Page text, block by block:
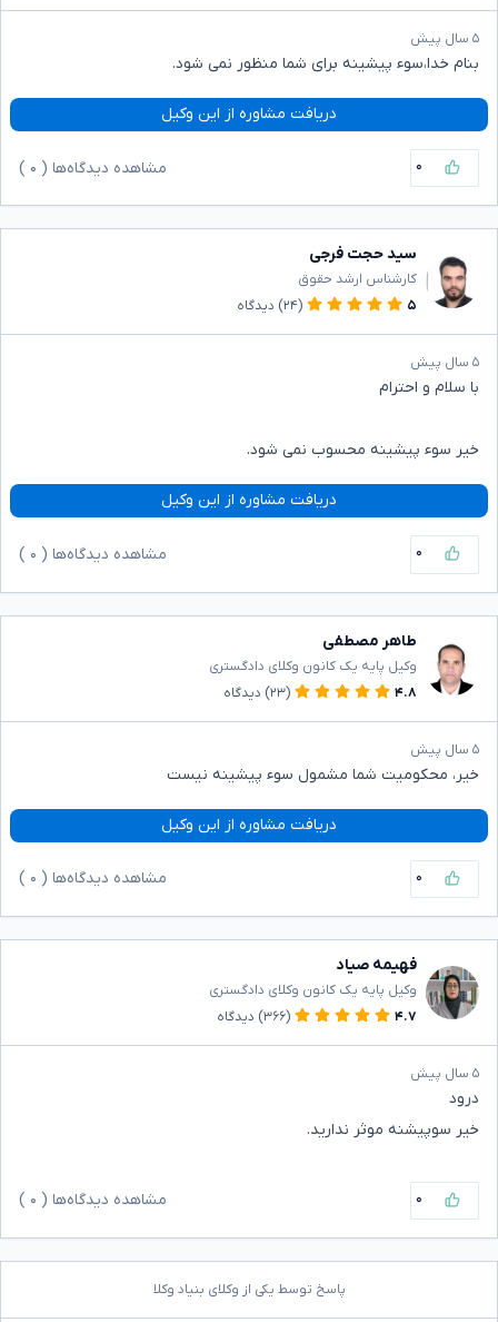
۵ سال پیش
بنام خدا،سوء پیشینه برای شما منظور نمی شود.
دریافت مشاوره از این وکیل
۰ مشاهده دیدگاه‌ها ( ۰
سید حجت فرجی
کارشناس ارشد حقوق
۵
(۲۴) دیدگاه
۵ سال پیش
با سلام و احترام
خیر سوء پیشینه محسوب نمی شود.
دریافت مشاوره از این وکیل
۰ مشاهده دیدگاه‌ها ( ۰
طاهر مصطفی
وکیل پایه یک کانون وکلای دادگستری
۴.۸
(۲۳) دیدگاه
۵ سال پیش
خیر، محکومیت شما مشمول سوء پیشینه نیست
دریافت مشاوره از این وکیل
۰ مشاهده دیدگاه‌ها ( ۰
فهیمه صیاد
وکیل پایه یک کانون وکلای دادگستری
۴.۷
(۳۶۶) دیدگاه
۵ سال پیش
درود
خیر سوپیشنه موثر ندارید.
۰ مشاهده دیدگاه‌ها ( ۰
پاسخ توسط یکی از وکلای بنیاد وکلا